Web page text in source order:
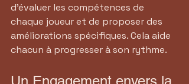
d'évaluer les compétences de
chaque joueur et de proposer des
améliorations spécifiques. Cela aide
chacun à progresser à son rythme.
Un Engagement envers la